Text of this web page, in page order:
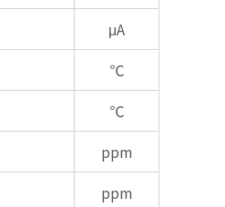
μA
℃
℃
ppm
ppm